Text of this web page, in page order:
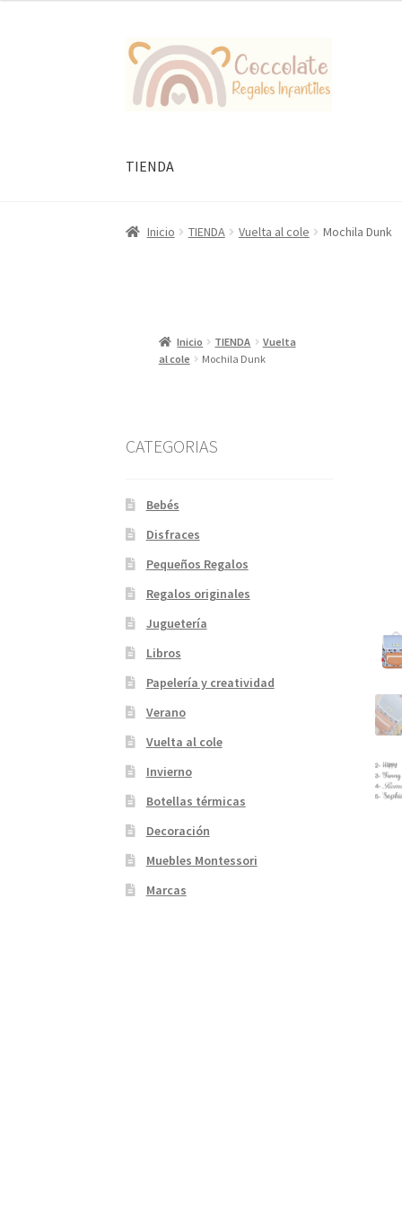
Ir
la
Ir
al
contenido
TIENDA
Inicio TIENDA Vuelta al cole Mochila Dunk
Inicio TIENDA
Vuelta
al cole
Mochila Dunk
CATEGORIAS
Bebés
Disfraces
Pequeños Regalos
Regalos originales
Juguetería
Libros
Papelería y creatividad
Verano
Vuelta al cole
Invierno
Botellas térmicas
Decoración
Muebles Montessori
Marcas